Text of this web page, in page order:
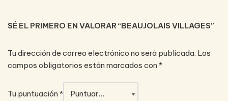
SÉ EL PRIMERO EN VALORAR “BEAUJOLAIS VILLAGES”
Tu dirección de correo electrónico no será publicada. Los
campos obligatorios están marcados con*
Tu puntuación*